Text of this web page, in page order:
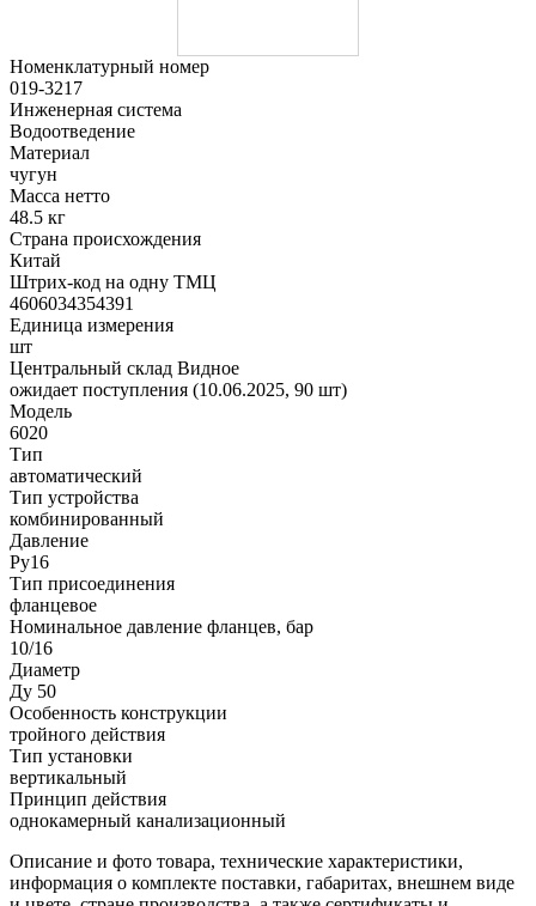
Номенклатурный номер
019-3217
Инженерная система
Водоотведение
Материал
чугун
Масса нетто
48.5 кг
Страна происхождения
Китай
Штрих-код на одну ТМЦ
4606034354391
Единица измерения
шт
Центральный склад Видное
ожидает поступления (10.06.2025, 90 шт)
Модель
6020
Тип
автоматический
Тип устройства
комбинированный
Давление
Ру16
Тип присоединения
фланцевое
Номинальное давление фланцев, бар
10/16
Диаметр
Ду 50
Особенность конструкции
тройного действия
Тип установки
вертикальный
Принцип действия
однокамерный канализационный
Описание и фото товара, технические характеристики,
информация о комплекте поставки, габаритах, внешнем виде